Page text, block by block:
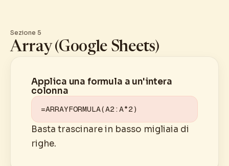
Sezione 5
Array (Google Sheets)
Applica una formula a un'intera
colonna
=ARRAYFORMULA(A2:A*2)
Basta trascinare in basso migliaia di
righe.